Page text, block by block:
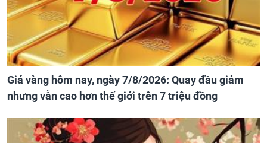
Giá vàng hôm nay, ngày 7/8/2026: Quay đầu giảm
nhưng vẫn cao hơn thế giới trên 7 triệu đồng